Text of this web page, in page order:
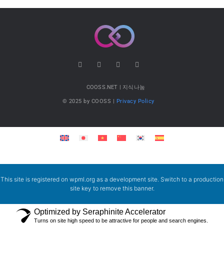
COOSS.NET | 지식나눔
© 2025 by COOSS | Privacy Policy
This site is registered on wpml.org as a development site. Switch to a production
site key to remove this banner.
Optimized by Seraphinite Accelerator
Turns on site high speed to be attractive for people and search engines.